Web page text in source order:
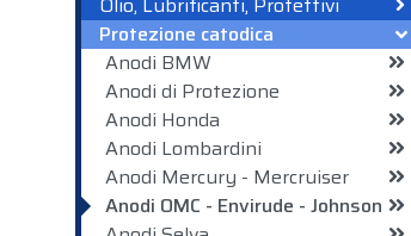
Protezione catodica
Anodi BMW
Anodi di Protezione
Anodi Honda
Anodi Lombardini
Anodi Mercury - Mercruiser
Anodi OMC - Envirude - Johnson